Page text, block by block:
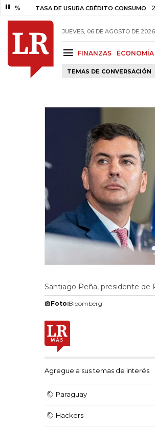
TASA DE USURA CRÉDITO CONSUMO 29,66%
JUEVES, 06 DE AGOSTO DE 2026
FINANZAS ECONOMÍA
TEMAS DE CONVERSACIÓN
Santiago Peña, presidente de
Foto:Bloomberg
Agregue a sus temas de interés
Paraguay
Hackers